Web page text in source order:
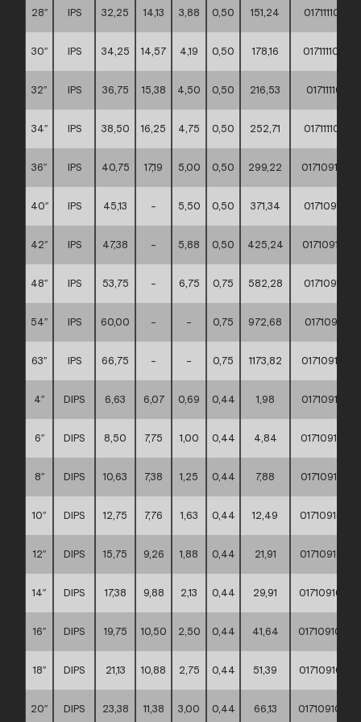
28″ IPS 32,25 14,13 3,88 0,50 151,24
30″ IPS 34,25 14,57 4,19 0,50 178,16
32″ IPS 36,75 15,38 4,50 0,50 216,53
34″ IPS 38,50 16,25 4,75 0,50 252,71
36″ IPS 40,75 17,19 5,00 0,50 299,22
40″ IPS 45,13 – 5,50 0,50 371,34
42″ IPS 47,38 – 5,88 0,50 425,24
48″ IPS 53,75 – 6,75 0,75 582,28
54″ IPS 60,00 – – 0,75 972,68
63″ IPS 66,75 – – 0,75 1173,82
4″ DIPS 6,63 6,07 0,69 0,44 1,98
6″ DIPS 8,50 7,75 1,00 0,44 4,84
8″ DIPS 10,63 7,38 1,25 0,44 7,88
10″ DIPS 12,75 7,76 1,63 0,44 12,49
12″ DIPS 15,75 9,26 1,88 0,44 21,91
14″ DIPS 17,38 9,88 2,13 0,44 29,91
16″ DIPS 19,75 10,50 2,50 0,44 41,64
18″ DIPS 21,13 10,88 2,75 0,44 51,39
20″ DIPS 23,38 11,38 3,00 0,44 66,13